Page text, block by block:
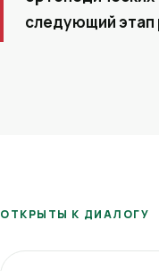
следующий этап
ОТКРЫТЫ К ДИАЛОГУ